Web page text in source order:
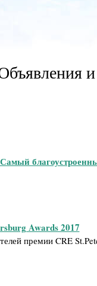
Awards 2017
премии CRE